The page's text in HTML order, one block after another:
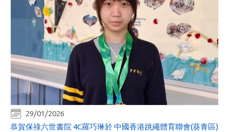
29/01/2026
恭賀保祿六世書院 4C羅巧琳於 中國香港跳繩體育聯會(葵青區)